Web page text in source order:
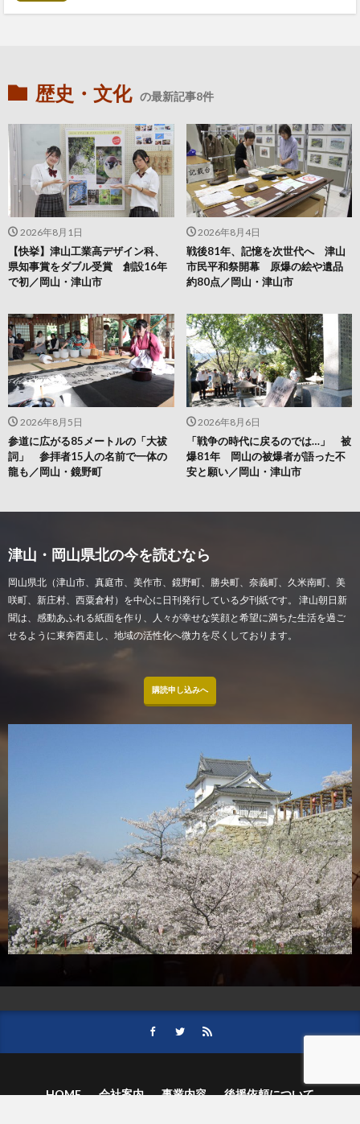
歴史・文化 の最新記事8件
2026年8月6日
「戦争の時代に戻るのでは…」 被
爆81年 岡山の被爆者が語った不
安と願い／岡山・津山市
2026年8月5日
参道に広がる85メートルの「大祓
詞」 参拝者15人の名前で一体の
龍も／岡山・鏡野町
2026年8月4日
戦後81年、記憶を次世代へ 津山
市民平和祭開幕 原爆の絵や遺品
約80点／岡山・津山市
2026年8月1日
【快挙】津山工業高デザイン科、
県知事賞をダブル受賞 創設16年
で初／岡山・津山市
津山・岡山県北の今を読むなら
岡山県北（津山市、真庭市、美作市、鏡野町、勝央町、奈義町、久米南町、美
咲町、新庄村、西粟倉村）を中心に日刊発行している夕刊紙です。 津山朝日新
聞は、感動あふれる紙面を作り、人々が幸せな笑顔と希望に満ちた生活を過ご
せるように東奔西走し、地域の活性化へ微力を尽くしております。
購読申し込みへ
HOME 会社案内 事業内容
後援依頼について